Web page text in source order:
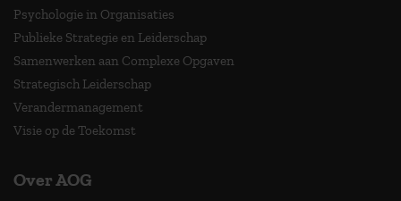
Psychologie in Organisaties
Publieke Strategie en Leiderschap
Samenwerken aan Complexe Opgaven
Strategisch Leiderschap
Verandermanagement
Visie op de Toekomst
Over AOG